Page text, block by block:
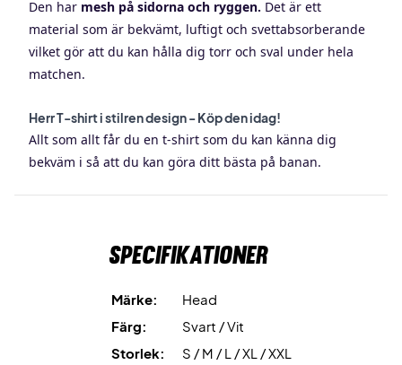
Den har mesh på sidorna och ryggen. Det är ett
material som är bekvämt, luftigt och svettabsorberande
vilket gör att du kan hålla dig torr och sval under hela
matchen.
Herr T-shirt i stilren design - Köp den idag!
Allt som allt får du en t-shirt som du kan känna dig
bekväm i så att du kan göra ditt bästa på banan.
Specifikationer
Märke:
Head
Färg:
Svart / Vit
Storlek:
S / M / L / XL / XXL